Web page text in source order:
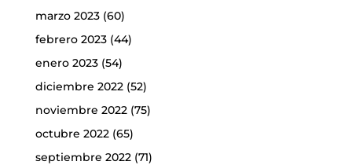
marzo 2023(60)
febrero 2023(44)
enero 2023(54)
diciembre 2022(52)
noviembre 2022(75)
octubre 2022(65)
septiembre 2022(71)